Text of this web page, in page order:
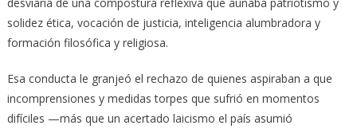
solidez ética, vocación de justicia, inteligencia alumbradora y
formación filosófica y religiosa.
Esa conducta le granjeó el rechazo de quienes aspiraban a que
incomprensiones y medidas torpes que sufrió en momentos
difíciles —más que un acertado laicismo el país asumió